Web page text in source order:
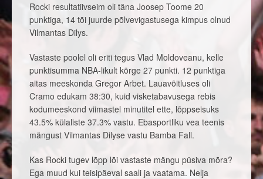
Rocki resultatiivseim oli täna Joosep Toome 20
punktiga, 14 tõi juurde põlvevigastusega kimpus olnud
Vilmantas Dilys.
Vastaste poolel oli eriti tegus Vlad Moldoveanu, kelle
punktisumma NBA-likult kõrge 27 punkti. 12 punktiga
aitas meeskonda Gregor Arbet. Lauavõitluses oli
Cramo edukam 38:30, kuid visketabavusega rebis
kodumeeskond viimastel minutitel ette, lõppseisuks
43.5% külaliste 37.3% vastu. Ebasportliku vea teenis
mängust Vilmantas Dilyse vastu Bamba Fall.
Kas Rocki tugev lõpp lõi vastaste mängu püsiva mõra?
Ega muud kui teisipäeval saali ja vaatama. Nelja